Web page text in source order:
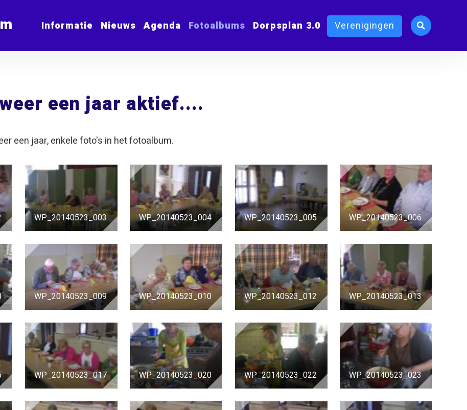
Informatie Nieuws Agenda Fotoalbums Dorpsplan 3.0 Verenigingen
een jaar aktief....
een jaar, enkele foto's in het fotoalbum.
WP_20140523_003 WP_20140523_004 WP_20140523_005 WP_20140523_006
WP_20140523_009 WP_20140523_010 WP_20140523_012 WP_20140523_013
WP_20140523_017 WP_20140523_020 WP_20140523_022 WP_20140523_023